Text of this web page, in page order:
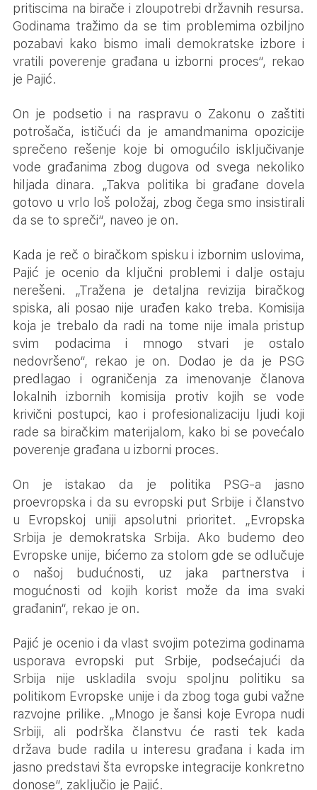
pritiscima na birače i zloupotrebi državnih resursa.
Godinama tražimo da se tim problemima ozbiljno
pozabavi kako bismo imali demokratske izbore i
vratili poverenje građana u izborni proces“, rekao
je Pajić.
On je podsetio i na raspravu o Zakonu o zaštiti
potrošača, ističući da je amandmanima opozicije
sprečeno rešenje koje bi omogućilo isključivanje
vode građanima zbog dugova od svega nekoliko
hiljada dinara. „Takva politika bi građane dovela
gotovo u vrlo loš položaj, zbog čega smo insistirali
da se to spreči“, naveo je on.
Kada je reč o biračkom spisku i izbornim uslovima,
Pajić je ocenio da ključni problemi i dalje ostaju
nerešeni. „Tražena je detaljna revizija biračkog
spiska, ali posao nije urađen kako treba. Komisija
koja je trebalo da radi na tome nije imala pristup
svim podacima i mnogo stvari je ostalo
nedovršeno“, rekao je on. Dodao je da je PSG
predlagao i ograničenja za imenovanje članova
lokalnih izbornih komisija protiv kojih se vode
krivični postupci, kao i profesionalizaciju ljudi koji
rade sa biračkim materijalom, kako bi se povećalo
poverenje građana u izborni proces.
On je istakao da je politika PSG-a jasno
proevropska i da su evropski put Srbije i članstvo
u Evropskoj uniji apsolutni prioritet. „Evropska
Srbija je demokratska Srbija. Ako budemo deo
Evropske unije, bićemo za stolom gde se odlučuje
o našoj budućnosti, uz jaka partnerstva i
mogućnosti od kojih korist može da ima svaki
građanin“, rekao je on.
Pajić je ocenio i da vlast svojim potezima godinama
usporava evropski put Srbije, podsećajući da
Srbija nije uskladila svoju spoljnu politiku sa
politikom Evropske unije i da zbog toga gubi važne
razvojne prilike. „Mnogo je šansi koje Evropa nudi
Srbiji, ali podrška članstvu će rasti tek kada
država bude radila u interesu građana i kada im
jasno predstavi šta evropske integracije konkretno
donose“, zaključio je Pajić.